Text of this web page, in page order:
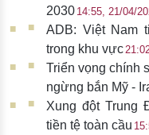
2030 14:55, 21/04/
ADB: Việt Nam
trong khu vực
Triển vọng chính
ngừng bắn Mỹ -
Xung đột Trung
tiền tệ toàn cầu